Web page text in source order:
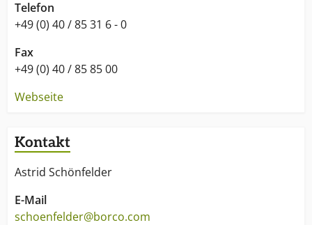
Telefon
+49 (0) 40 / 85 31 6 - 0
Fax
+49 (0) 40 / 85 85 00
Webseite
Kontakt
Astrid Schönfelder
E-Mail
schoenfelder@borco.com